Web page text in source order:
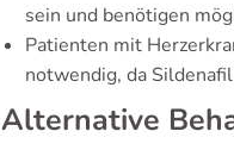
sein und benötigen
Patienten mit
notwendig, da
Alternative